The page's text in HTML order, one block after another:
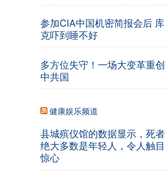
参加CIA中国机密简报会后 库
克吓到睡不好
多方位失守！一场大变革重创
中共国
健康娱乐频道
县城殡仪馆的数据显示，死者
绝大多数是年轻人，令人触目
惊心